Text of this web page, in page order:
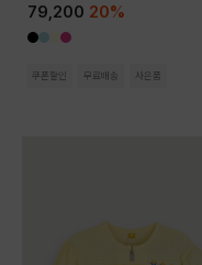
79,200 20%
쿠폰할인 무료배송 사은품